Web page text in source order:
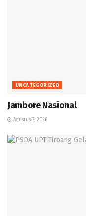
UNCATEGORIZED
Jambore Nasional
Agustus 7, 2026